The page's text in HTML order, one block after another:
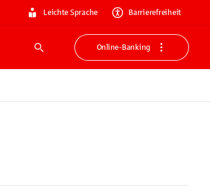
Leichte Sprache Barrierefreiheit
Suche
Online-Banking